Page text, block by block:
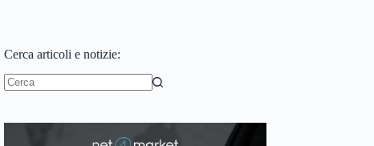
Cerca articoli e notizie: